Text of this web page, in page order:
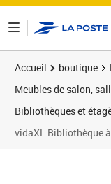
Accueil boutique
Meubles de salon,
Bibliothèques et
vidaXL Bibliothèque